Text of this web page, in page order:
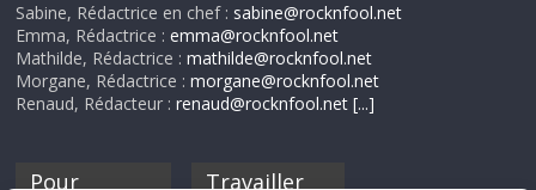
Sabine, Rédactrice en chef : sabine@rocknfool.net
Emma, Rédactrice :emma@rocknfool.net
Mathilde, Rédactrice :mathilde@rocknfool.net
Morgane, Rédactrice :morgane@rocknfool.net
Renaud, Rédacteur :renaud@rocknfool.net [...]
Pour Travailler